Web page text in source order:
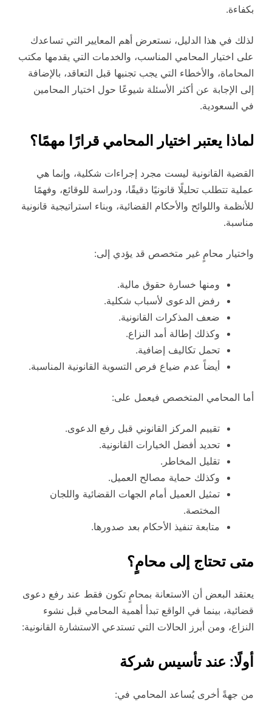
بكفاءة.
لذلك في هذا الدليل، نستعرض أهم المعايير التي تساعدك
على اختيار المحامي المناسب، والخدمات التي يقدمها مكتب
المحاماة، والأخطاء التي يجب تجنبها قبل التعاقد، بالإضافة
إلى الإجابة عن أكثر الأسئلة شيوعًا حول اختيار المحامين
في السعودية.
لماذا يعتبر اختيار المحامي قرارًا مهمًا؟
القضية القانونية ليست مجرد إجراءات شكلية، وإنما هي
عملية تتطلب تحليلًا قانونيًا دقيقًا، ودراسة للوقائع، وفهمًا
للأنظمة واللوائح والأحكام القضائية، وبناء استراتيجية قانونية
مناسبة.
واختيار محامٍ غير متخصص قد يؤدي إلى:
ومنها خسارة حقوق مالية.
رفض الدعوى لأسباب شكلية.
ضعف المذكرات القانونية.
وكذلك إطالة أمد النزاع.
تحمل تكاليف إضافية.
أيضاً عدم ضياع فرص التسوية القانونية المناسبة.
أما المحامي المتخصص فيعمل على:
تقييم المركز القانوني قبل رفع الدعوى.
تحديد أفضل الخيارات القانونية.
تقليل المخاطر.
وكذلك حماية مصالح العميل.
تمثيل العميل أمام الجهات القضائية واللجان
المختصة.
متابعة تنفيذ الأحكام بعد صدورها.
متى تحتاج إلى محامٍ؟
يعتقد البعض أن الاستعانة بمحامٍ تكون فقط عند رفع دعوى
قضائية، بينما في الواقع تبدأ أهمية المحامي قبل نشوء
النزاع، ومن أبرز الحالات التي تستدعي الاستشارة القانونية:
أولًا: عند تأسيس شركة
من جهةً أخرى يُساعد المحامي في: